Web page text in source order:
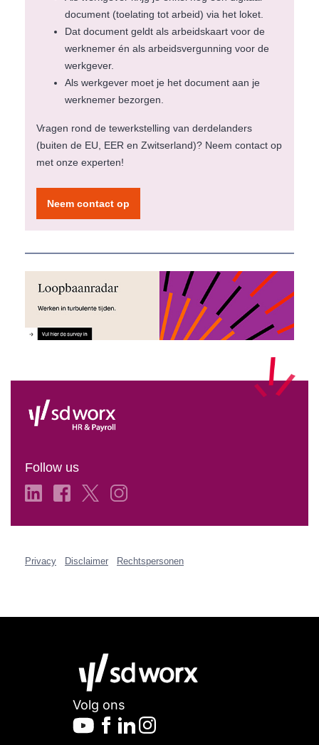
document (toelating tot arbeid) via het loket.
Dat document geldt als arbeidskaart voor de
werknemer én als arbeidsvergunning voor de
werkgever.
Als werkgever moet je het document aan je
werknemer bezorgen.
Vragen rond de tewerkstelling van derdelanders
(buiten de EU, EER en Zwitserland)? Neem contact op
met onze experten!
Neem contact op
Follow us
Privacy Disclaimer Rechtspersonen
Volg ons